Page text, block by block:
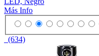
Más Info
(634)